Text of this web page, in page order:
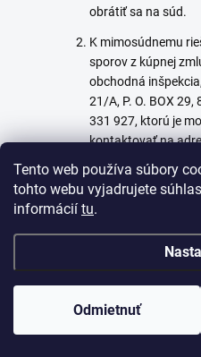
Tento web používa súbory
tohto webu vyjadrujete
informácií tu.
Odmietnuť
obrátiť sa na súd.
K mimosúdnemu
sporov z kúpnej
obchodná
21/A, P. O. BOX 29,
331 927, ktorú je
kontaktovať na
inšpekcia,
medzinárodných
riešenia sporov,
827 99 Bratislava
ars@soi.sk alebo
https://
adresehttp://
využiť pri riešení